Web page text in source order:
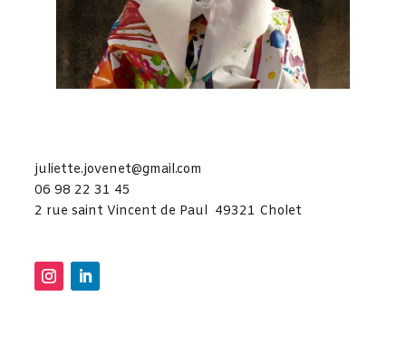
juliette.jovenet@gmail.com
06 98 22 31 45
2 rue saint Vincent de Paul 49321 Cholet